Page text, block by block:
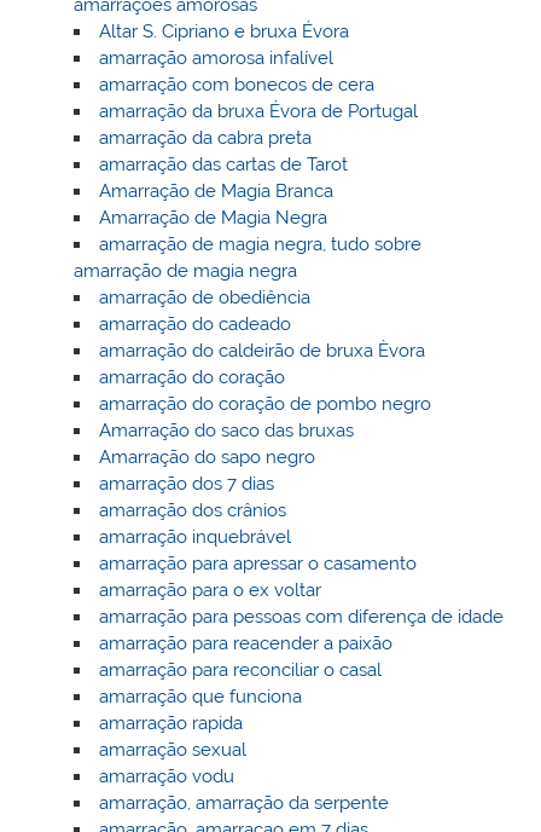
amarrações amorosas
Altar S. Cipriano e bruxa Évora
amarração amorosa infalível
amarração com bonecos de cera
amarração da bruxa Évora de Portugal
amarração da cabra preta
amarração das cartas de Tarot
Amarração de Magia Branca
Amarração de Magia Negra
amarração de magia negra, tudo sobre
amarração de magia negra
amarração de obediência
amarração do cadeado
amarração do caldeirão de bruxa Èvora
amarração do coração
amarração do coração de pombo negro
Amarração do saco das bruxas
Amarração do sapo negro
amarração dos 7 dias
amarração dos crânios
amarração inquebrável
amarração para apressar o casamento
amarração para o ex voltar
amarração para pessoas com diferença de idade
amarração para reacender a paixão
amarração para reconciliar o casal
amarração que funciona
amarração rapida
amarração sexual
amarração vodu
amarração, amarração da serpente